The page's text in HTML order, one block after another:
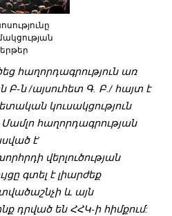
հաղորդագրություն առ
Բ-ն /այսուհետ Գ. Բ./ հայտ է
կուսակցություն
Մամլո հաղորդագրության
է`
վերլուծության
գտել է լիարժեք
և այն
դրված են ՀՀԿ-ի հիմքում: